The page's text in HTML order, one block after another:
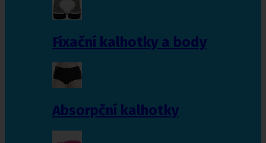
Fixační kalhotky a body
Absorpční kalhotky